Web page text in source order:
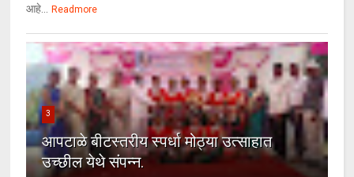
आहे... Readmore
3
आपटाळे बीटस्तरीय स्पर्धा मोठ्या उत्साहात
उच्छील येथे संपन्न.